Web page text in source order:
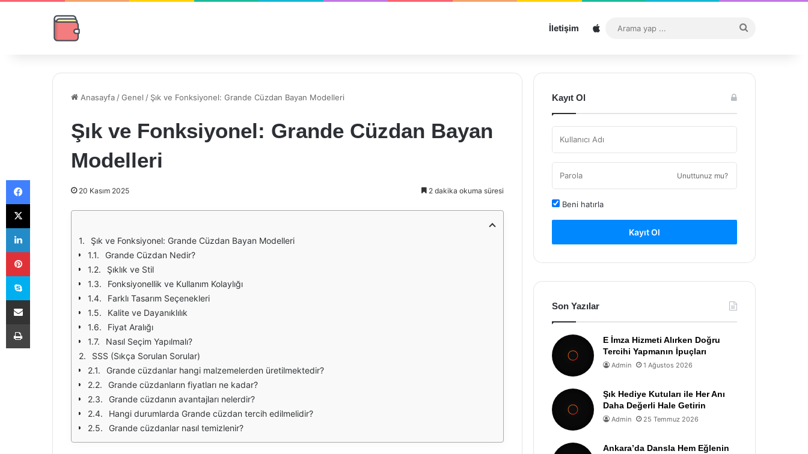
İletişim Sitemap
...
Anasayfa /Genel / Şık ve Fonksiyonel: Grande Cüzdan Bayan Modelleri
Şık ve Fonksiyonel: Grande Cüzdan Bayan
Modelleri
20 Kasım 2025 2 dakika okuma süresi
Şık ve Fonksiyonel: Grande Cüzdan Bayan Modelleri
Grande Cüzdan Nedir?
Şıklık ve Stil
Fonksiyonellik ve Kullanım Kolaylığı
Farklı Tasarım Seçenekleri
Kalite ve Dayanıklılık
Fiyat Aralığı
Nasıl Seçim Yapılmalı?
SSS (Sıkça Sorulan Sorular)
Grande cüzdanlar hangi malzemelerden üretilmektedir?
Grande cüzdanların fiyatları ne kadar?
Grande cüzdanın avantajları nelerdir?
Hangi durumlarda Grande cüzdan tercih edilmelidir?
Grande cüzdanlar nasıl temizlenir?
Kayıt Ol
Unuttunuz mu?
Beni hatırla
Kayıt Ol
Son Yazılar
E İmza Hizmeti Alırken Doğru
Tercihi Yapmanın İpuçları
Admin 1 Ağustos 2026
Şık Hediye Kutuları ile Her Anı
Daha Değerli Hale Getirin
Admin 25 Temmuz 2026
Ankara’da Dansla Hem Eğlenin
Facebook
X
LinkedIn
Pinterest
Skype
E-Posta ile paylaş